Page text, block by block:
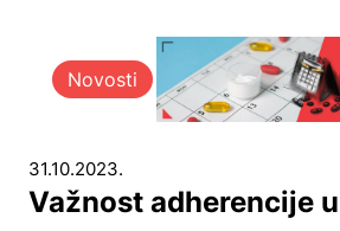
Novosti
31.10.2023.
Važnost adherencije